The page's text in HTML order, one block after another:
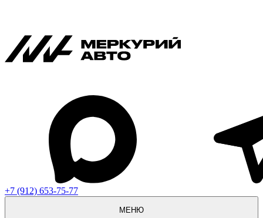
+7 (912) 653-75-77
МЕНЮ